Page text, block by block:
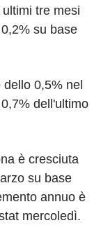
tre mesi
su base
dello 0,5% nel
dell'ultimo
è cresciuta
su base
annuo è
mercoledì.